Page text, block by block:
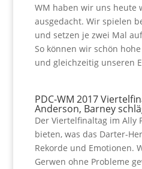
WM haben wir uns heute
ausgedacht. Wir spielen
und setzen je zwei Mal
So können wir schön
und gleichzeitig unseren
PDC-WM 2017
Anderson, Barney
Der Viertelfinaltag im Ally
bieten, was das Darter-
Rekorde und Emotionen.
Gerwen ohne Probleme